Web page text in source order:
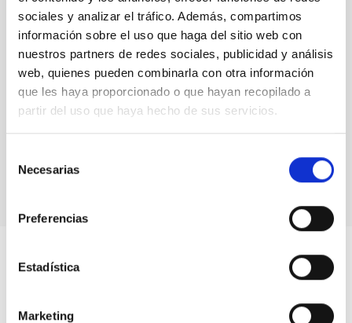
sociales y analizar el tráfico. Además, compartimos
información sobre el uso que haga del sitio web con
nuestros partners de redes sociales, publicidad y análisis
web, quienes pueden combinarla con otra información
que les haya proporcionado o que hayan recopilado a
partir del uso que haya hecho de sus servicios.
Necesarias
Preferencias
Estadística
Marketing
Sesión inaugural curso "Astronomy Education